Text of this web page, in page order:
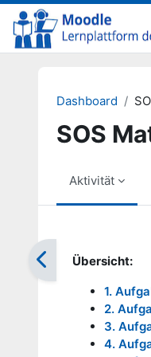
Zum Hauptinhalt
Dashboard
SOS
Aktivität
Übersicht:
1.
2.
3.
4.